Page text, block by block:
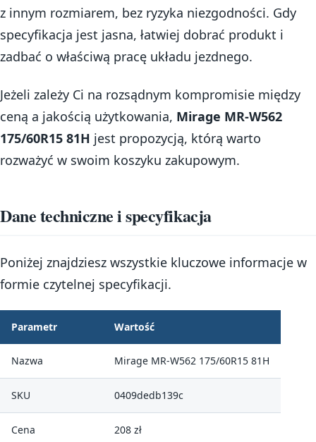
z innym rozmiarem, bez ryzyka niezgodności. Gdy
specyfikacja jest jasna, łatwiej dobrać produkt i
zadbać o właściwą pracę układu jezdnego.
Jeżeli zależy Ci na rozsądnym kompromisie między
ceną a jakością użytkowania, Mirage MR-W562
175/60R15 81H jest propozycją, którą warto
rozważyć w swoim koszyku zakupowym.
Dane techniczne i specyfikacja
Poniżej znajdziesz wszystkie kluczowe informacje w
formie czytelnej specyfikacji.
Parametr Wartość
Nazwa Mirage MR-W562 175/60R15 81H
SKU 0409dedb139c
Cena 208 zł